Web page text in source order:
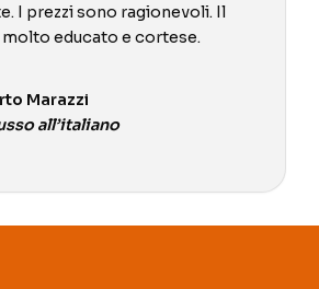
I prezzi sono ragionevoli. Il
educato e cortese.
Marazzi
all’italiano